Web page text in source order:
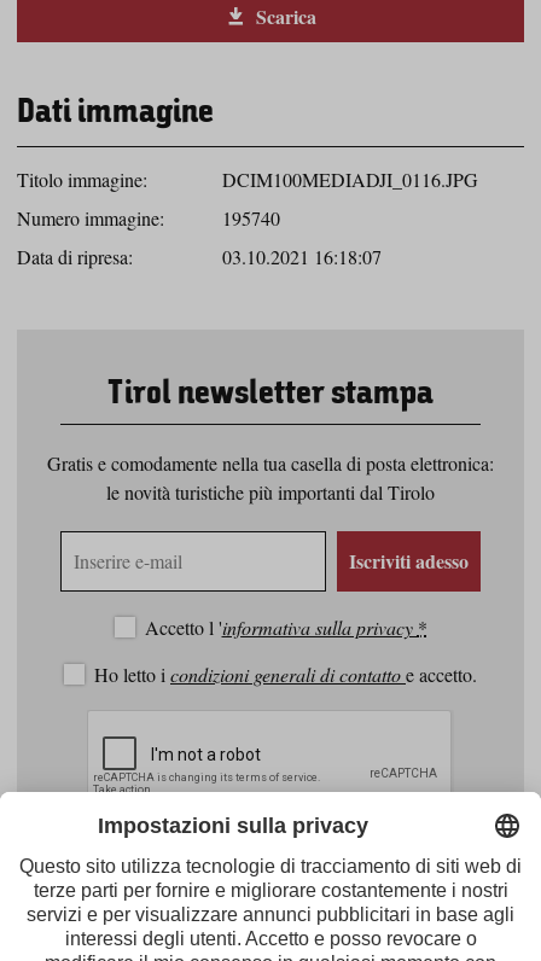
Scarica
Dati immagine
Titolo immagine:
DCIM100MEDIADJI_0116.JPG
Numero immagine:
195740
Data di ripresa:
03.10.2021 16:18:07
Tirol newsletter stampa
Gratis e comodamente nella tua casella di posta elettronica:
le novità turistiche più importanti dal Tirolo
Iscriviti adesso
Accetto l 'informativa sulla privacy *
Ho letto i condizioni generali di contattoe accetto.
FacebookYoutubeInstagramPinterestFeed